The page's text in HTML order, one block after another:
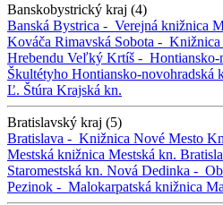
Banskobystrický kraj (4)
Banská Bystrica - Verejná knižnica
Kováča Rimavská Sobota - Knižnica
Hrebendu Veľký Krtíš -
Škultétyho Hontiansko-novohradská
Ľ. Štúra Krajská kn.
Bratislavský kraj (5)
Bratislava - Knižnica Nové Mesto
Mestská knižnica Mestská kn.
Staromestská kn. Nová Dedinka -
Pezinok - Malokarpatská knižnica